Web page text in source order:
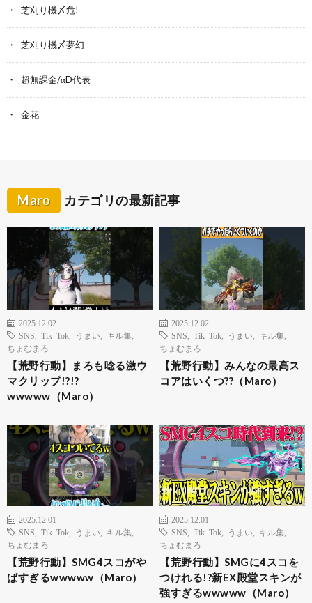
芝刈り機〆危!
芝刈り機〆夢幻
超無課金/αD代表
金花
Maro カテゴリの最新記事
2025.12.02
SNS
Tik Tok うまい キル集
ちょむまろ
【荒野行動】まろも唸る激ウ
マクリップ!?!?
wwwww（Maro）
2025.12.02
SNS
Tik Tok うまい キル集
ちょむまろ
【荒野行動】みんなの最高ス
コアはいくつ??（Maro）
2025.12.01
SNS
Tik Tok うまい キル集
ちょむまろ
【荒野行動】SMG4スコがや
ばすぎるwwwww（Maro）
2025.12.01
SNS
Tik Tok うまい キル集
ちょむまろ
【荒野行動】SMGに4スコを
つけれる!?新EX殿堂スキンが
強すぎるwwwww（Maro）